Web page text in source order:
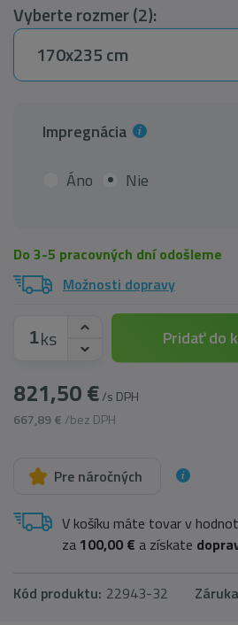
Vyberte rozmer (2):
170x235 cm
Impregnácia
Áno Nie
Do 3-5 pracovných dní odošleme
Možnosti dopravy
ks
821,50 €/s DPH
667,89 € /bez DPH
Pridať do
Pre náročných
V košíku máte tovar v
za 100,00 € a získate
Kód produktu: 22943-32